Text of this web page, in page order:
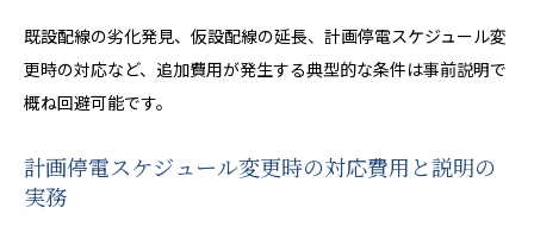
既設配線の劣化発見、仮設配線の延長、計画停電スケジュール変
更時の対応など、追加費用が発生する典型的な条件は事前説明で
概ね回避可能です。
計画停電スケジュール変更時の対応費用と説明の
実務